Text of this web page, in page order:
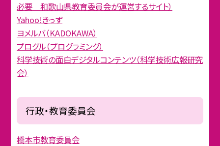
必要 和歌山県教育委員会が運営するサイト）
Yahoo!きっず
ヨメルバ（KADOKAWA）
プログル（プログラミング）
科学技術の面白デジタルコンテンツ（科学技術広報研究
会）
行政・教育委員会
橋本市教育委員会